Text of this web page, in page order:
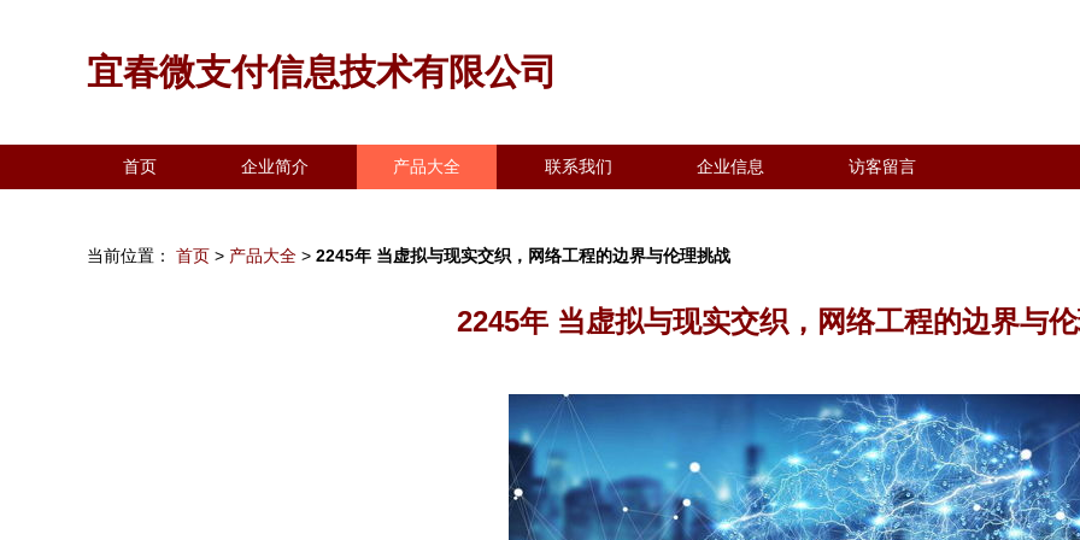
宜春微支付信息技术有限公司
首页 企业简介 产品大全 联系我们 企业信息 访客留言
当前位置： 首页 > 产品大全 > 2245年 当虚拟与现实交织，网络工程的边界与伦理挑战
2245年 当虚拟与现实交织，网络工程的边界与